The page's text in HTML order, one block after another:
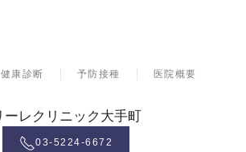
健康診断 予防接種 医院概要
ーレクリニック大手町
03-5224-6672